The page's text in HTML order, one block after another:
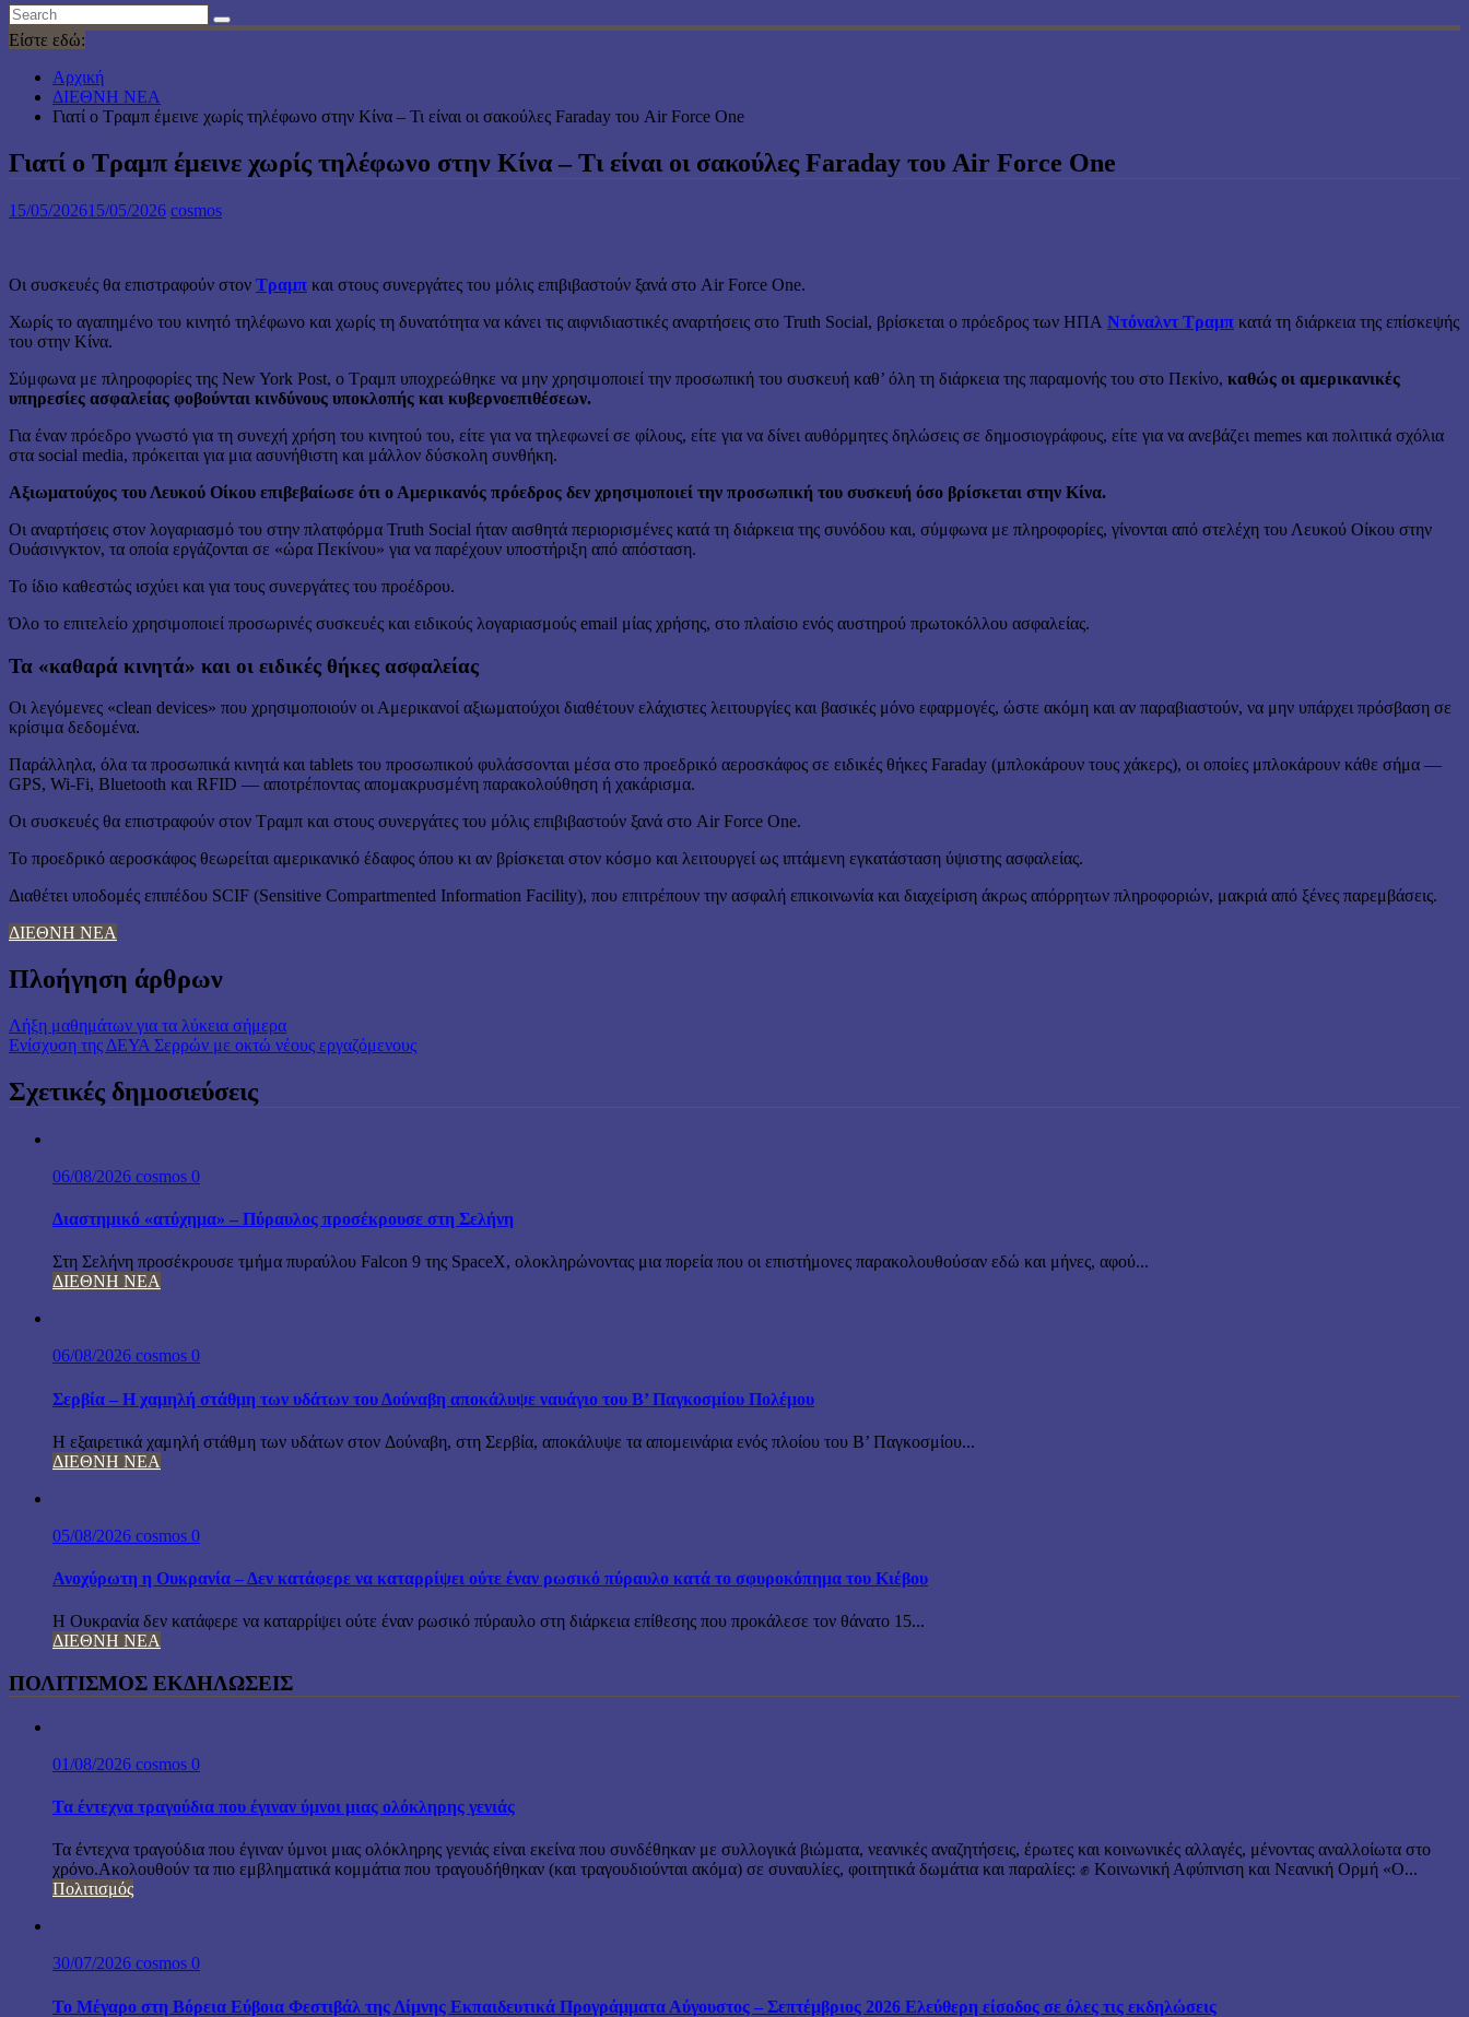
Είστε εδώ:
Αρχική
ΔΙΕΘΝΗ ΝΕΑ
Γιατί ο Τραμπ έμεινε χωρίς τηλέφωνο στην Κίνα – Τι είναι οι σακούλες Faraday του Air Force One
Γιατί ο Τραμπ έμεινε χωρίς τηλέφωνο στην Κίνα – Τι είναι οι σακούλες Faraday του Air Force One
15/05/202615/05/2026 cosmos
Οι συσκευές θα επιστραφούν στον Τραμπ και στους συνεργάτες του μόλις επιβιβαστούν ξανά στο Air Force One.
Χωρίς το αγαπημένο του κινητό τηλέφωνο και χωρίς τη δυνατότητα να κάνει τις αιφνιδιαστικές αναρτήσεις στο Truth Social, βρίσκεται ο πρόεδρος των ΗΠΑ Ντόναλντ Τραμπ κατά τη διάρκεια της επίσκεψής
του στην Κίνα.
Σύμφωνα με πληροφορίες της New York Post, ο Τραμπ υποχρεώθηκε να μην χρησιμοποιεί την προσωπική του συσκευή καθ’ όλη τη διάρκεια της παραμονής του στο Πεκίνο, καθώς οι αμερικανικές
υπηρεσίες ασφαλείας φοβούνται κινδύνους υποκλοπής και κυβερνοεπιθέσεων.
Για έναν πρόεδρο γνωστό για τη συνεχή χρήση του κινητού του, είτε για να τηλεφωνεί σε φίλους, είτε για να δίνει αυθόρμητες δηλώσεις σε δημοσιογράφους, είτε για να ανεβάζει memes και πολιτικά σχόλια
στα social media, πρόκειται για μια ασυνήθιστη και μάλλον δύσκολη συνθήκη.
Αξιωματούχος του Λευκού Οίκου επιβεβαίωσε ότι ο Αμερικανός πρόεδρος δεν χρησιμοποιεί την προσωπική του συσκευή όσο βρίσκεται στην Κίνα.
Οι αναρτήσεις στον λογαριασμό του στην πλατφόρμα Truth Social ήταν αισθητά περιορισμένες κατά τη διάρκεια της συνόδου και, σύμφωνα με πληροφορίες, γίνονται από στελέχη του Λευκού Οίκου στην
Ουάσινγκτον, τα οποία εργάζονται σε «ώρα Πεκίνου» για να παρέχουν υποστήριξη από απόσταση.
Το ίδιο καθεστώς ισχύει και για τους συνεργάτες του προέδρου.
Όλο το επιτελείο χρησιμοποιεί προσωρινές συσκευές και ειδικούς λογαριασμούς email μίας χρήσης, στο πλαίσιο ενός αυστηρού πρωτοκόλλου ασφαλείας.
Τα «καθαρά κινητά» και οι ειδικές θήκες ασφαλείας
Οι λεγόμενες «clean devices» που χρησιμοποιούν οι Αμερικανοί αξιωματούχοι διαθέτουν ελάχιστες λειτουργίες και βασικές μόνο εφαρμογές, ώστε ακόμη και αν παραβιαστούν, να μην υπάρχει πρόσβαση σε
κρίσιμα δεδομένα.
Παράλληλα, όλα τα προσωπικά κινητά και tablets του προσωπικού φυλάσσονται μέσα στο προεδρικό αεροσκάφος σε ειδικές θήκες Faraday (μπλοκάρουν τους χάκερς), οι οποίες μπλοκάρουν κάθε σήμα —
GPS, Wi-Fi, Bluetooth και RFID — αποτρέποντας απομακρυσμένη παρακολούθηση ή χακάρισμα.
Οι συσκευές θα επιστραφούν στον Τραμπ και στους συνεργάτες του μόλις επιβιβαστούν ξανά στο Air Force One.
Το προεδρικό αεροσκάφος θεωρείται αμερικανικό έδαφος όπου κι αν βρίσκεται στον κόσμο και λειτουργεί ως ιπτάμενη εγκατάσταση ύψιστης ασφαλείας.
Διαθέτει υποδομές επιπέδου SCIF (Sensitive Compartmented Information Facility), που επιτρέπουν την ασφαλή επικοινωνία και διαχείριση άκρως απόρρητων πληροφοριών, μακριά από ξένες παρεμβάσεις.
ΔΙΕΘΝΗ ΝΕΑ
Πλοήγηση άρθρων
Λήξη μαθημάτων για τα λύκεια σήμερα
Ενίσχυση της ΔΕΥΑ Σερρών με οκτώ νέους εργαζόμενους
Σχετικές δημοσιεύσεις
06/08/2026 cosmos 0
Διαστημικό «ατύχημα» – Πύραυλος προσέκρουσε στη Σελήνη
Στη Σελήνη προσέκρουσε τμήμα πυραύλου Falcon 9 της SpaceX, ολοκληρώνοντας μια πορεία που οι επιστήμονες παρακολουθούσαν εδώ και μήνες, αφού...
ΔΙΕΘΝΗ ΝΕΑ
06/08/2026 cosmos 0
Σερβία – Η χαμηλή στάθμη των υδάτων του Δούναβη αποκάλυψε ναυάγιο του Β’ Παγκοσμίου Πολέμου
Η εξαιρετικά χαμηλή στάθμη των υδάτων στον Δούναβη, στη Σερβία, αποκάλυψε τα απομεινάρια ενός πλοίου του Β’ Παγκοσμίου...
ΔΙΕΘΝΗ ΝΕΑ
05/08/2026 cosmos 0
Ανοχύρωτη η Ουκρανία – Δεν κατάφερε να καταρρίψει ούτε έναν ρωσικό πύραυλο κατά το σφυροκόπημα του Κιέβου
Η Ουκρανία δεν κατάφερε να καταρρίψει ούτε έναν ρωσικό πύραυλο στη διάρκεια επίθεσης που προκάλεσε τον θάνατο 15...
ΔΙΕΘΝΗ ΝΕΑ
ΠΟΛΙΤΙΣΜΟΣ ΕΚΔΗΛΩΣΕΙΣ
01/08/2026 cosmos 0
Τα έντεχνα τραγούδια που έγιναν ύμνοι μιας ολόκληρης γενιάς
Τα έντεχνα τραγούδια που έγιναν ύμνοι μιας ολόκληρης γενιάς είναι εκείνα που συνδέθηκαν με συλλογικά βιώματα, νεανικές αναζητήσεις, έρωτες και κοινωνικές αλλαγές, μένοντας αναλλοίωτα στο
χρόνο.Ακολουθούν τα πιο εμβληματικά κομμάτια που τραγουδήθηκαν (και τραγουδιούνται ακόμα) σε συναυλίες, φοιτητικά δωμάτια και παραλίες: ✊ Κοινωνική Αφύπνιση και Νεανική Ορμή «Ο...
Πολιτισμός
30/07/2026 cosmos 0
Το Μέγαρο στη Βόρεια Εύβοια Φεστιβάλ της Λίμνης Εκπαιδευτικά Προγράμματα Αύγουστος – Σεπτέμβριος 2026 Ελεύθερη είσοδος σε όλες τις εκδηλώσεις